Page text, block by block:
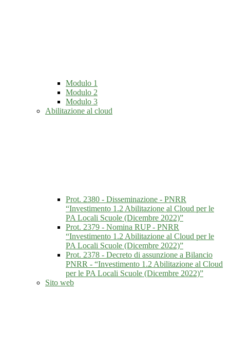
Modulo 1
Modulo 2
Modulo 3
Abilitazione al cloud
Prot. 2380 - Disseminazione - PNRR
“Investimento 1.2 Abilitazione al Cloud per le
PA Locali Scuole (Dicembre 2022)”
Prot. 2379 - Nomina RUP - PNRR
“Investimento 1.2 Abilitazione al Cloud per le
PA Locali Scuole (Dicembre 2022)”
Prot. 2378 - Decreto di assunzione a Bilancio
PNRR - “Investimento 1.2 Abilitazione al Cloud
per le PA Locali Scuole (Dicembre 2022)”
Sito web